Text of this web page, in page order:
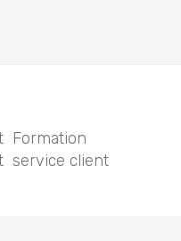
Formation
service client